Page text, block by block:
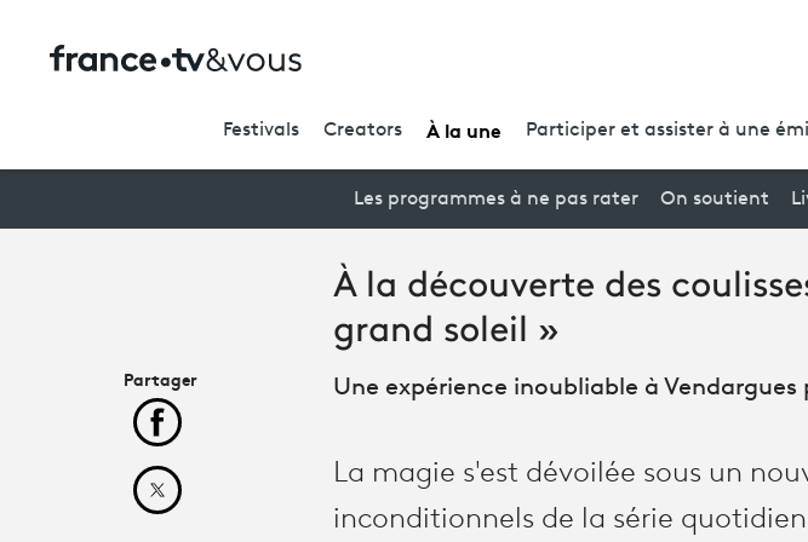
Festivals Creators À la une Participer et assister à une
Les programmes à ne pas rater On soutient
À la découverte des
grand soleil »
Une expérience inoubliable à Vendargues
La magie s'est dévoilée sous un
inconditionnels de la série
Partager
Partager cet article sur Facebook
Partager cet article sur X